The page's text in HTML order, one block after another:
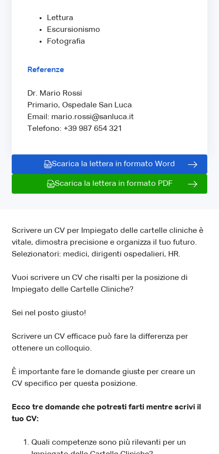
Lettura
Escursionismo
Fotografia
Referenze
Dr. Mario Rossi
Primario, Ospedale San Luca
Email: mario.rossi@sanluca.it
Telefono: +39 987 654 321
Scarica la lettera in formato Word
Scarica la lettera in formato PDF
Scrivere un CV per Impiegato delle cartelle cliniche è
vitale, dimostra precisione e organizza il tuo futuro.
Selezionatori: medici, dirigenti ospedalieri, HR.
Vuoi scrivere un CV che risalti per la posizione di
Impiegato delle Cartelle Cliniche?
Sei nel posto giusto!
Scrivere un CV efficace può fare la differenza per
ottenere un colloquio.
È importante fare le domande giuste per creare un
CV specifico per questa posizione.
Ecco tre domande che potresti farti mentre scrivi il
tuo CV:
Quali competenze sono più rilevanti per un